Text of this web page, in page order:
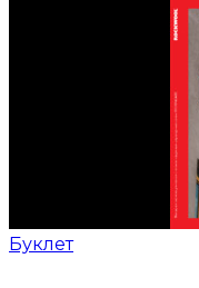
Буклет